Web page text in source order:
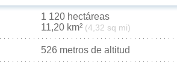
1 120 hectáreas
11,20 km² (4,32 sq mi)
526 metros de altitud